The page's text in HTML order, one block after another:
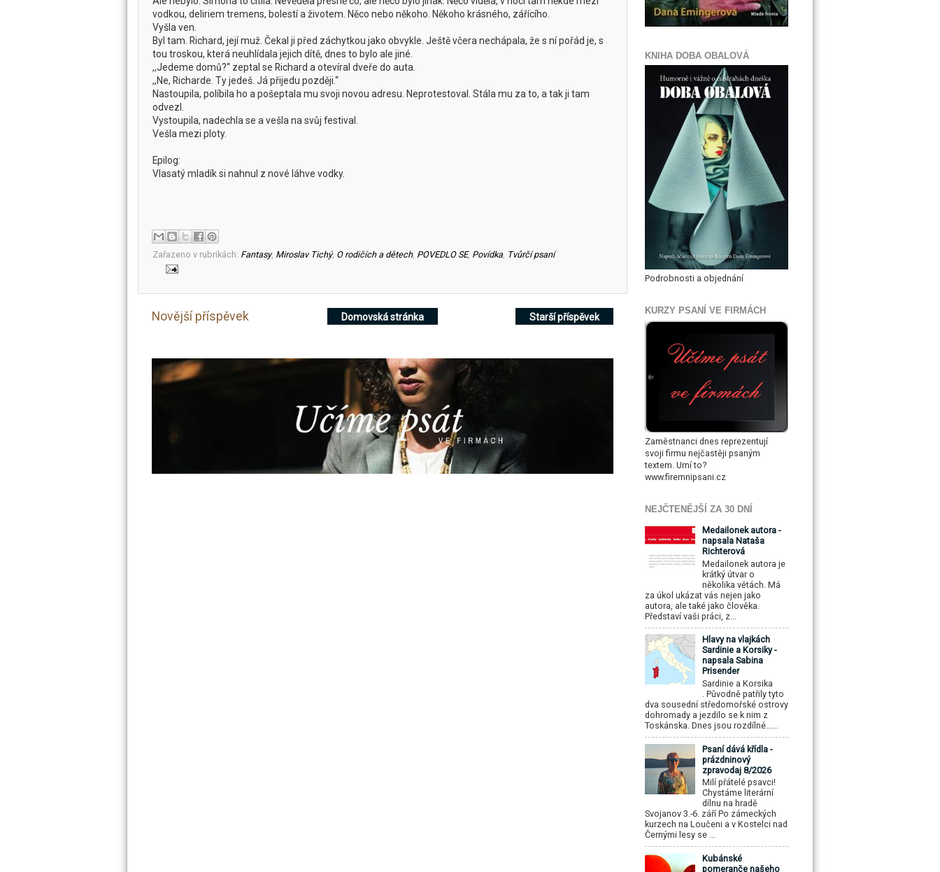
vodkou, deliriem tremens, bolestí a životem. Něco nebo někoho. Někoho krásného, zářícího.
Vyšla ven.
Byl tam. Richard, její muž. Čekal ji před záchytkou jako obvykle. Ještě včera nechápala, že s ní pořád je, s
tou troskou, která neuhlídala jejich dítě, dnes to bylo ale jiné.
,,Jedeme domů?‘‘ zeptal se Richard a otevíral dveře do auta.
,,Ne, Richarde. Ty jedeš. Já přijedu později.‘‘
Nastoupila, políbila ho a pošeptala mu svoji novou adresu. Neprotestoval. Stála mu za to, a tak ji tam
odvezl.
Vystoupila, nadechla se a vešla na svůj festival.
Vešla mezi ploty.
Epilog:
Vlasatý mladík si nahnul z nové láhve vodky.
Zařazeno v rubrikách: Fantasy, Miroslav Tichý, O rodičích a dětech, POVEDLO SE, Povídka, Tvůrčí psaní
Novější příspěvek Starší příspěvek
Domovská stránka
KNIHA DOBA OBALOVÁ
Podrobnosti a objednání
KURZY PSANÍ VE FIRMÁCH
Zaměstnanci dnes reprezentují
svoji firmu nejčastěji psaným
textem. Umí to?
www.firemnipsani.cz
NEJČTENĚJŠÍ ZA 30 DNÍ
Medailonek autora -
napsala Nataša
Richterová
Medailonek autora je
krátký útvar o
několika větách. Má
za úkol ukázat vás nejen jako
autora, ale také jako člověka.
Představí vaši práci, z...
Hlavy na vlajkách
Sardinie a Korsiky -
napsala Sabina
Prisender
Sardinie a Korsika
. Původně patřily tyto
dva sousední středomořské ostrovy
dohromady a jezdilo se k nim z
Toskánska. Dnes jsou rozdílné......
Psaní dává křídla -
prázdninový
zpravodaj 8/2026
Milí přátelé psavci!
Chystáme literární
dílnu na hradě
Svojanov 3.-6. září Po zámeckých
kurzech na Loučeni a v Kostelci nad
Černými lesy se ...
Kubánské
pomeranče našeho